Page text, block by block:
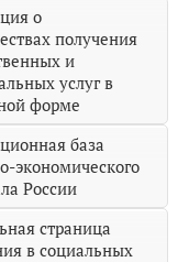
о
получения
и
услуг в
форме
база
экономического
России
страница
в социальных